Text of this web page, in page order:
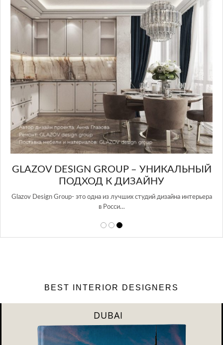
GLAZOV DESIGN GROUP – УНИКАЛЬНЫЙ
ПОДХОД К ДИЗАЙНУ
Glazov Design Group- это одна из лучших студий дизайна интерьера
в Росси…
BEST INTERIOR DESIGNERS
DUBAI